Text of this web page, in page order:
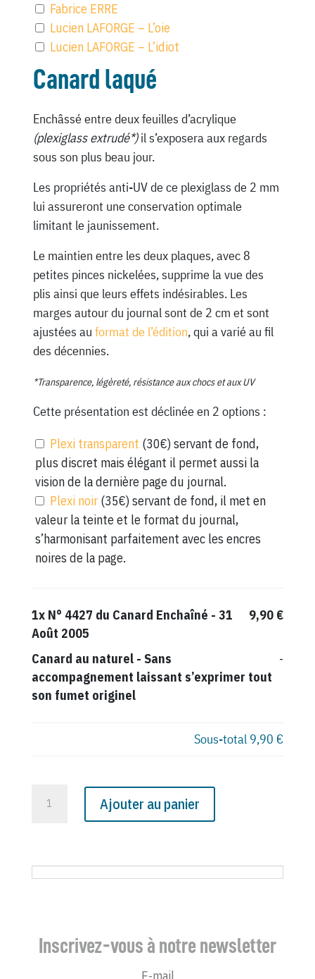
Fabrice ERRE
Lucien LAFORGE – L’oie
Lucien LAFORGE – L’idiot
Canard laqué
Enchâssé entre deux feuilles d’acrylique
(plexiglass extrudé*)il s’exposera aux regards
sous son plus beau jour.
Les propriétés anti-UV de ce plexiglass de 2 mm
lui assureront une conservation optimale
limitant le jaunissement.
Le maintien entre les deux plaques, avec 8
petites pinces nickelées, supprime la vue des
plis ainsi que leurs effets indésirables. Les
marges autour du journal sont de 2 cm et sont
ajustées au format de l’édition, qui a varié au fil
des décennies.
*Transparence, légèreté, résistance aux chocs et aux UV
Cette présentation est déclinée en 2 options :
Plexi transparent (30€) servant de fond,
plus discret mais élégant il permet aussi la
vision de la dernière page du journal.
Plexi noir (35€) servant de fond, il met en
valeur la teinte et le format du journal,
s’harmonisant parfaitement avec les encres
noires de la page.
1x N° 4427 du Canard Enchaîné - 31
Août 2005
9,90 €
Canard au naturel- Sans
accompagnement laissant s’exprimer tout
son fumet originel
-
Sous-total 9,90 €
du
31
Ajouter au panier
Inscrivez-vous à notre newsletter